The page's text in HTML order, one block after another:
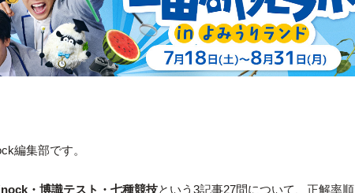
編集部です。
・博識テスト・七種競技という3記事27問について、正解率順